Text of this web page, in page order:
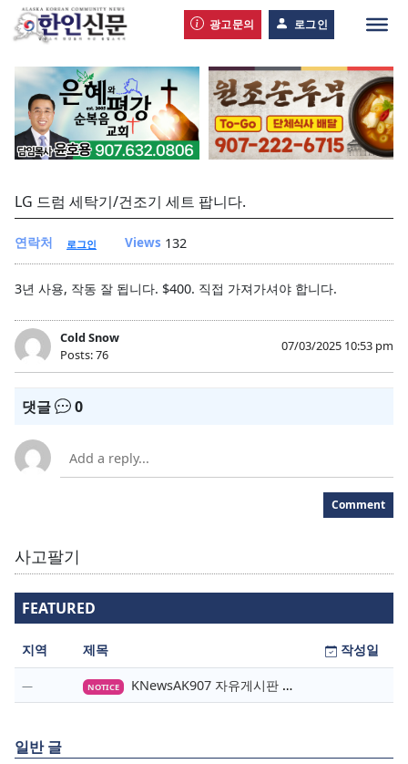
광고문의 로그인
LG 드럼 세탁기/건조기 세트 팝니다.
연락처 로그인 Views 132
3년 사용, 작동 잘 됩니다. $400. 직접 가져가셔야 합니다.
Cold Snow
Posts: 76
07/03/2025 10:53 pm
댓글 0
Comment
사고팔기
FEATURED
지역 제목 작성일
NOTICE KNewsAK907 자유게시판 이용안내
일반 글